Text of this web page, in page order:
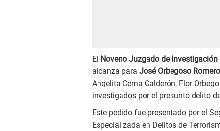
El Noveno Juzgado de
alcanza para José Orbegoso
Angelita Cerna Calderón, Flor
investigados por el presunto delito
Este pedido fue presentado por el
Especializada en Delitos de